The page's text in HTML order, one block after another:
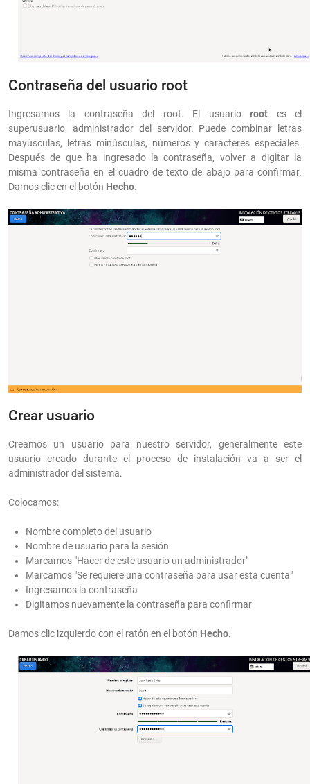
Contraseña del usuario root
Ingresamos la contraseña del root. El usuarioroot es el
superusuario, administrador del servidor. Puede combinar letras
mayúsculas, letras minúsculas, números y caracteres especiales.
Después de que ha ingresado la contraseña, volver a digitar la
misma contraseña en el cuadro de texto de abajo para confirmar.
Damos clic en el botón Hecho.
Crear usuario
Creamos un usuario para nuestro servidor, generalmente este
usuario creado durante el proceso de instalación va a ser el
administrador del sistema.
Colocamos:
Nombre completo del usuario
Nombre de usuario para la sesión
Marcamos "Hacer de este usuario un administrador"
Marcamos "Se requiere una contraseña para usar esta cuenta"
Ingresamos la contraseña
Digitamos nuevamente la contraseña para confirmar
Damos clic izquierdo con el ratón en el botón Hecho.